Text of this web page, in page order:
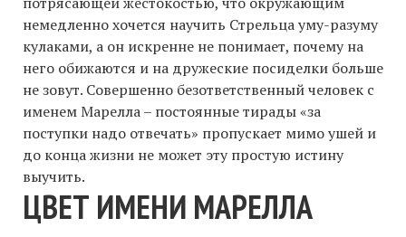
немедленно хочется научить Стрельца уму-разуму
кулаками, а он искренне не понимает, почему на
него обижаются и на дружеские посиделки больше
не зовут. Совершенно безответственный человек с
именем Марелла – постоянные тирады «за
поступки надо отвечать» пропускает мимо ушей и
до конца жизни не может эту простую истину
выучить.
ЦВЕТ ИМЕНИ МАРЕЛЛА